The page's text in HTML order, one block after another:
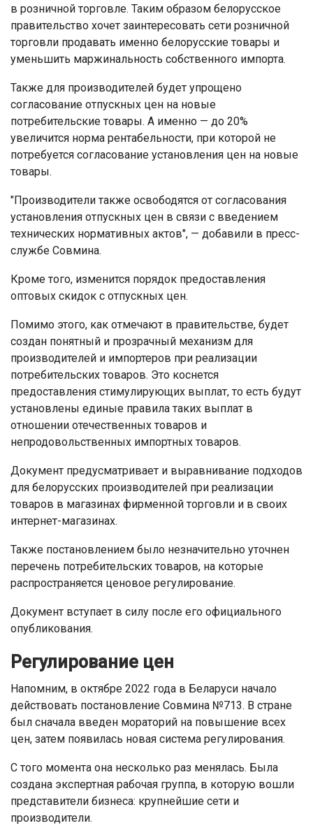
в розничной торговле. Таким образом белорусское
правительство хочет заинтересовать сети розничной
торговли продавать именно белорусские товары и
уменьшить маржинальность собственного импорта.
Также для производителей будет упрощено
согласование отпускных цен на новые
потребительские товары. А именно — до 20%
увеличится норма рентабельности, при которой не
потребуется согласование установления цен на новые
товары.
"Производители также освободятся от согласования
установления отпускных цен в связи с введением
технических нормативных актов", — добавили в пресс-
службе Совмина.
Кроме того, изменится порядок предоставления
оптовых скидок с отпускных цен.
Помимо этого, как отмечают в правительстве, будет
создан понятный и прозрачный механизм для
производителей и импортеров при реализации
потребительских товаров. Это коснется
предоставления стимулирующих выплат, то есть будут
установлены единые правила таких выплат в
отношении отечественных товаров и
непродовольственных импортных товаров.
Документ предусматривает и выравнивание подходов
для белорусских производителей при реализации
товаров в магазинах фирменной торговли и в своих
интернет-магазинах.
Также постановлением было незначительно уточнен
перечень потребительских товаров, на которые
распространяется ценовое регулирование.
Документ вступает в силу после его официального
опубликования.
Регулирование цен
Напомним, в октябре 2022 года в Беларуси начало
действовать постановление Совмина №713. В стране
был сначала введен мораторий на повышение всех
цен, затем появилась новая система регулирования.
С того момента она несколько раз менялась. Была
создана экспертная рабочая группа, в которую вошли
представители бизнеса: крупнейшие сети и
производители.